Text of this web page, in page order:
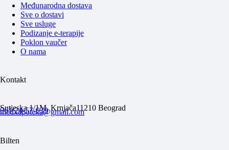
Međunarodna dostava
Sve o dostavi
Sve usluge
Podizanje e-terapije
Poklon vaučer
O nama
Kontakt
Sutjeska 1/1M, Krnjača11210 Beograd
061/24-57-039
medxapoteka@gmail.com
Bilten